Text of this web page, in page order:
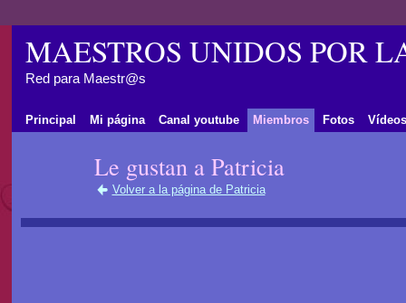
MAESTROS UNIDOS POR
Red para Maestr@s
Principal Mi página Canal youtube Miembros Fotos Vídeos
Le gustan a Patricia
Volver a la página de Patricia